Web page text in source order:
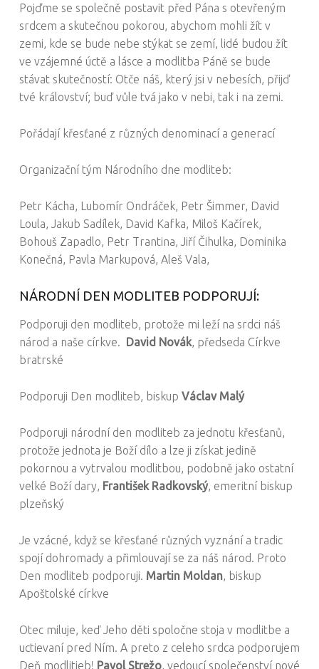
Pojďme se společně postavit před Pána s otevřeným
srdcem a skutečnou pokorou, abychom mohli žít v
zemi, kde se bude nebe stýkat se zemí, lidé budou žít
ve vzájemné úctě a lásce a modlitba Páně se bude
stávat skutečností: Otče náš, který jsi v nebesích, přijď
tvé království; buď vůle tvá jako v nebi, tak i na zemi.
Pořádají křesťané z různých denominací a generací
Organizační tým Národního dne modliteb:
Petr Kácha, Lubomír Ondráček, Petr Šimmer, David
Loula, Jakub Sadílek, David Kafka, Miloš Kačírek,
Bohouš Zapadlo, Petr Trantina, Jiří Čihulka, Dominika
Konečná, Pavla Markupová, Aleš Vala,
NÁRODNÍ DEN MODLITEB PODPORUJÍ:
Podporuji den modliteb, protože mi leží na srdci náš
národ a naše církve.
David Novák, předseda Církve
bratrské
Podporuji Den modliteb, biskup Václav Malý
Podporuji národní den modliteb za jednotu křesťanů,
protože jednota je Boží dílo a lze ji získat jedině
pokornou a vytrvalou modlitbou, podobně jako ostatní
velké Boží dary, František Radkovský, emeritní biskup
plzeňský
Je vzácné, když se křesťané různých vyznání a tradic
spojí dohromady a přimlouvají se za náš národ. Proto
Den modliteb podporuji. Martin Moldan, biskup
Apoštolské církve
Otec miluje, keď Jeho děti spoločne stoja v modlitbe a
uctievaní pred Ním. A preto z celeho srdca podporujem
Deň modlitieb! Pavol Strežo, vedoucí společenství nové